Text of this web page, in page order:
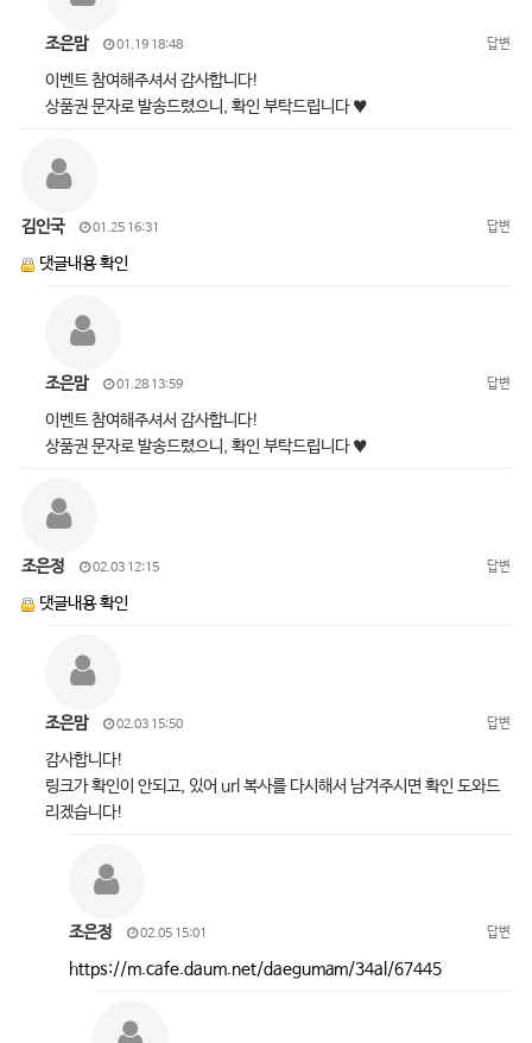
조은맘 01.19 18:48 답변
이벤트 참여해주셔서 감사합니다!
상품권 문자로 발송드렸으니, 확인 부탁드립니다 ♥
김인국 01.25 16:31 답변
댓글내용 확인
조은맘 01.28 13:59 답변
이벤트 참여해주셔서 감사합니다!
상품권 문자로 발송드렸으니, 확인 부탁드립니다 ♥
조은정 02.03 12:15 답변
댓글내용 확인
조은맘 02.03 15:50 답변
감사합니다!
링크가 확인이 안되고, 있어 url 복사를 다시해서 남겨주시면 확인 도와드
리겠습니다!
조은정 02.05 15:01 답변
https://m.cafe.daum.net/daegumam/34al/67445